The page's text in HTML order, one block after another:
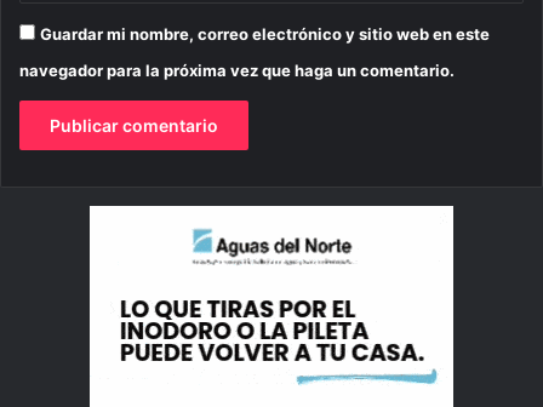
Guardar mi nombre, correo electrónico y sitio web en este
navegador para la próxima vez que haga un comentario.